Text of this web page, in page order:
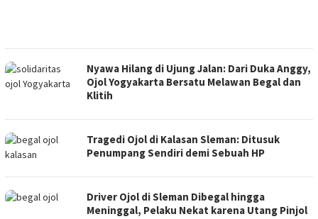
Nyawa Hilang di Ujung Jalan: Dari Duka Anggy,
Ojol Yogyakarta Bersatu Melawan Begal dan
Klitih
Tragedi Ojol di Kalasan Sleman: Ditusuk
Penumpang Sendiri demi Sebuah HP
Driver Ojol di Sleman Dibegal hingga
Meninggal, Pelaku Nekat karena Utang Pinjol